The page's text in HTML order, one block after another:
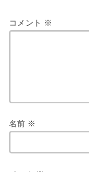
コメント ※
名前 ※